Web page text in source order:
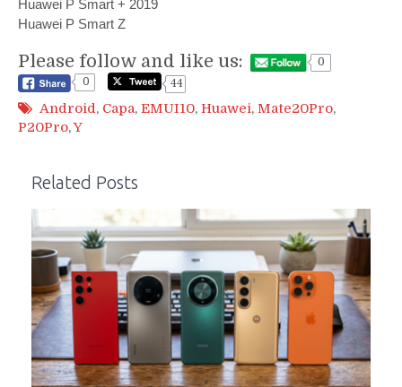
Huawei P Smart + 2019
Huawei P Smart Z
Please follow and like us:
0
0
44
Android, Capa, EMUI10, Huawei, Mate20Pro,
P20Pro,Y
Related Posts